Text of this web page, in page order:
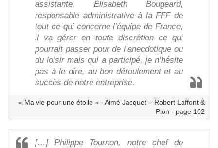
assistante, Élisabeth Bougeard,
responsable administrative à la FFF de
tout ce qui concerne l’équipe de France,
il va gérer en toute discrétion ce qui
pourrait passer pour de l’anecdotique ou
du loisir mais qui a participé, je n’hésite
pas à le dire, au bon déroulement et au
succès de notre entreprise.
« Ma vie pour une étoile » - Aimé Jacquet – Robert Laffont &
Plon - page 102
[…] Philippe Tournon, notre chef de